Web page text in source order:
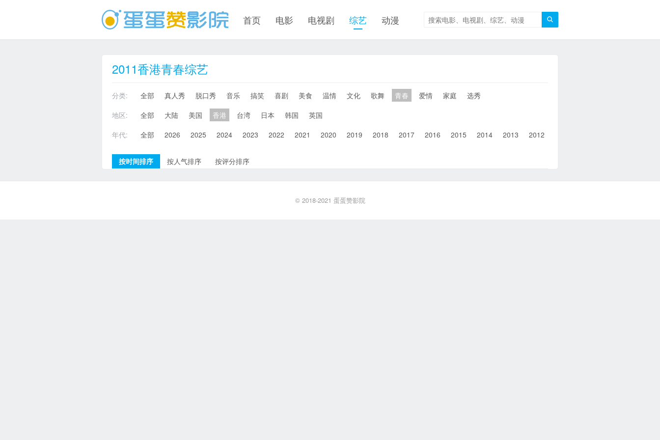

首页 电影 电视剧 综艺 动漫
2011香港青春综艺
分类: 全部 真人秀 脱口秀 音乐 搞笑 喜剧 美食 温情 文化 歌舞 青春 爱情 家庭
选秀
地区:
全部 大陆 美国 香港 台湾 日本 韩国
英国
年代:
全部 2026 2025 2024 2023 2022 2021 2020 2019 2018 2017 2016 2015 2014 2013 2012
按时间排序 按人气排序 按评分排序
© 2018-2021 蛋蛋赞影院